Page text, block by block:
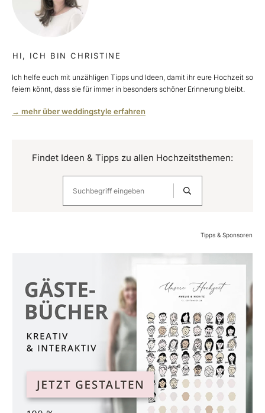
HI, ICH BIN CHRISTINE
Ich helfe euch mit unzähligen Tipps und Ideen, damit ihr eure Hochzeit so
feiern könnt, dass sie für immer in besonders schöner Erinnerung bleibt.
→ mehr über weddingstyle erfahren
Findet Ideen & Tipps zu allen Hochzeitsthemen:
Tipps & Sponsoren